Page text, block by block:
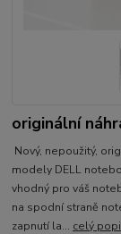
originální
Nový, nepoužitý,
modely DELL
vhodný pro váš
na spodní straně
zapnutí la... celý